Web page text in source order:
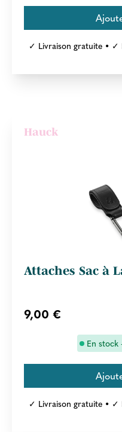
✓ Livraison gratuite •
Hauck
Attaches Sac à
9,00 €
En stock
✓ Livraison gratuite •